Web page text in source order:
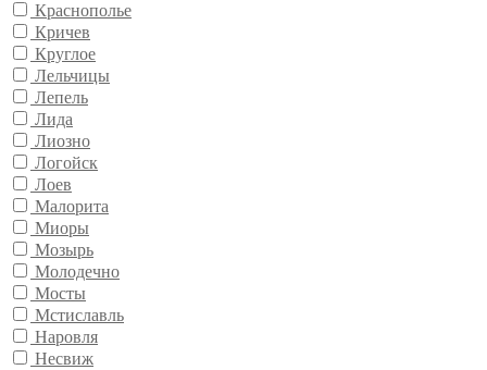
Краснополье
Кричев
Круглое
Лельчицы
Лепель
Лида
Лиозно
Логойск
Лоев
Малорита
Миоры
Мозырь
Молодечно
Мосты
Мстиславль
Наровля
Несвиж